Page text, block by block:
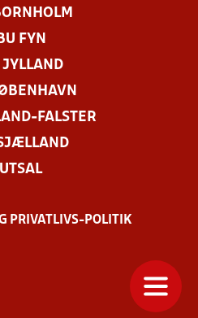
FYN
JYLLAND
FALSTER
PRIVATLIVS-POLITIK